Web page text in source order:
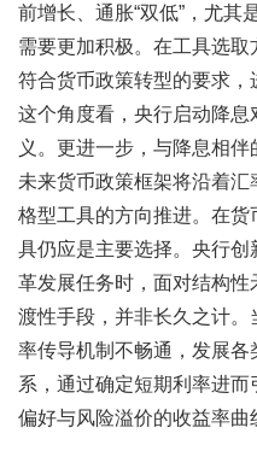
前增长、通胀“双低”，尤其
需要更加积极。在工具选
符合货币政策转型的要求
这个角度看，央行启动降
义。更进一步，与降息相伴
未来货币政策框架将沿着
格型工具的方向推进。在
具仍应是主要选择。央行
革发展任务时，面对结构
渡性手段，并非长久之计。
率传导机制不畅通，发展
系，通过确定短期利率进
偏好与风险溢价的收益率曲